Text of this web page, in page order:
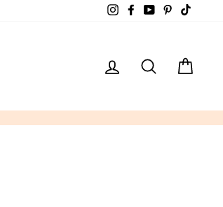
Instagram
Facebook
YouTubePinterest
ULOGUJ SEPRETRAŽI